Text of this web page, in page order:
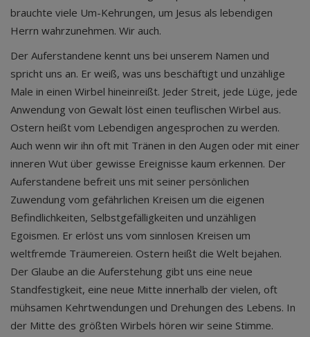
brauchte viele Um-Kehrungen, um Jesus als lebendigen
Herrn wahrzunehmen. Wir auch.
Der Auferstandene kennt uns bei unserem Namen und
spricht uns an. Er weiß, was uns beschäftigt und unzählige
Male in einen Wirbel hineinreißt. Jeder Streit, jede Lüge, jede
Anwendung von Gewalt löst einen teuflischen Wirbel aus.
Ostern heißt vom Lebendigen angesprochen zu werden.
Auch wenn wir ihn oft mit Tränen in den Augen oder mit einer
inneren Wut über gewisse Ereignisse kaum erkennen. Der
Auferstandene befreit uns mit seiner persönlichen
Zuwendung vom gefährlichen Kreisen um die eigenen
Befindlichkeiten, Selbstgefälligkeiten und unzähligen
Egoismen. Er erlöst uns vom sinnlosen Kreisen um
weltfremde Träumereien. Ostern heißt die Welt bejahen.
Der Glaube an die Auferstehung gibt uns eine neue
Standfestigkeit, eine neue Mitte innerhalb der vielen, oft
mühsamen Kehrtwendungen und Drehungen des Lebens. In
der Mitte des größten Wirbels hören wir seine Stimme.